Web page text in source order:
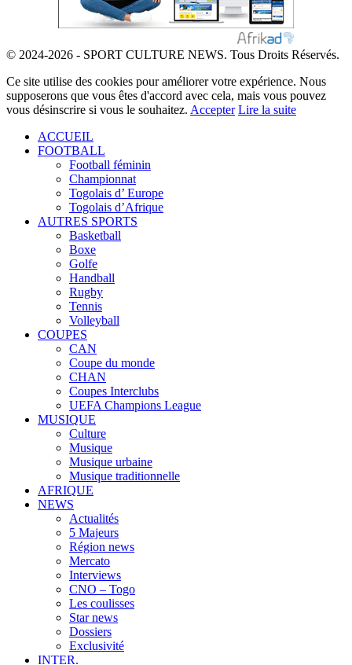
© 2024-2026 - SPORT CULTURE NEWS. Tous Droits Réservés.
Ce site utilise des cookies pour améliorer votre expérience. Nous
supposerons que vous êtes d'accord avec cela, mais vous pouvez
vous désinscrire si vous le souhaitez. Accepter Lire la suite
ACCUEIL
FOOTBALL
Football féminin
Championnat
Togolais d’ Europe
Togolais d’Afrique
AUTRES SPORTS
Basketball
Boxe
Golfe
Handball
Rugby
Tennis
Volleyball
COUPES
CAN
Coupe du monde
CHAN
Coupes Interclubs
UEFA Champions League
MUSIQUE
Culture
Musique
Musique urbaine
Musique traditionnelle
AFRIQUE
NEWS
Actualités
5 Majeurs
Région news
Mercato
Interviews
CNO – Togo
Les coulisses
Star news
Dossiers
Exclusivité
INTER.